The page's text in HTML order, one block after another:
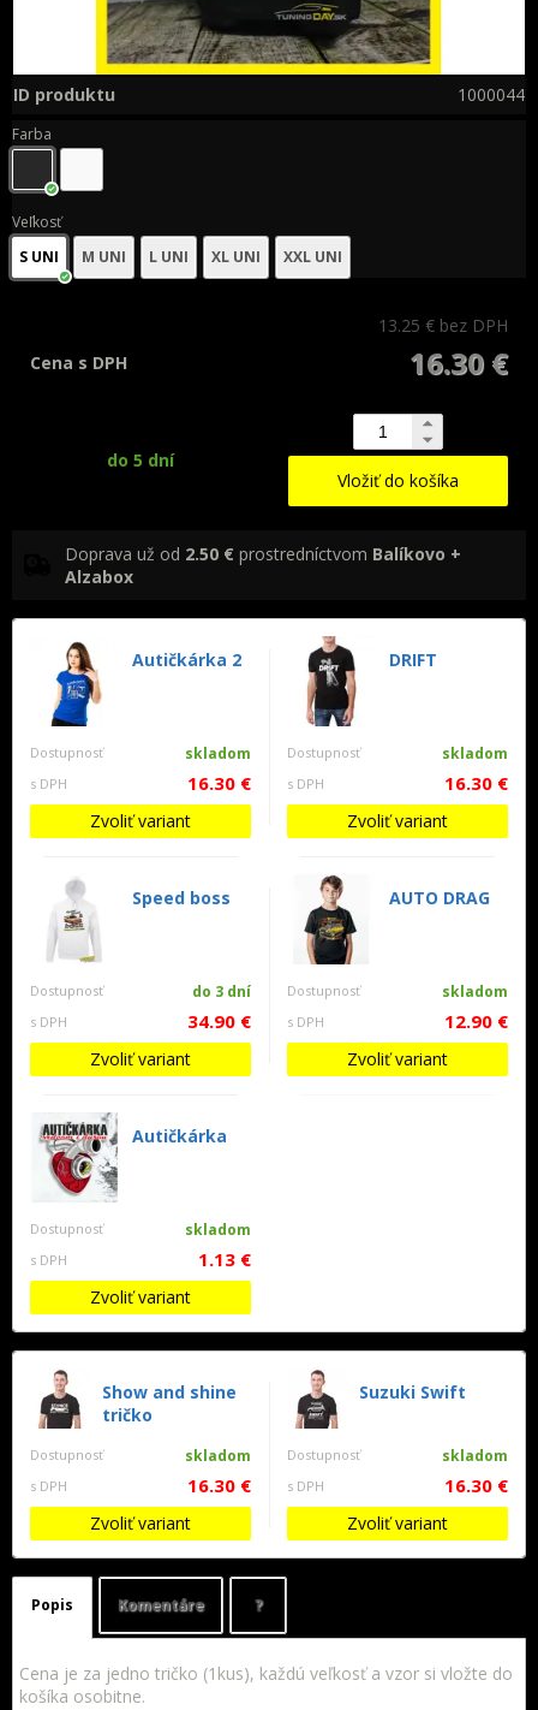
ID produktu 1000044
Farba
Veľkosť
S UNI
M UNI L UNI XL UNI XXL UNI
13.25 € bez DPH
16.30 €
Cena s DPH
do 5 dní
Vložiť do košíka
Doprava už od 2.50 € prostredníctvom Balíkovo +
Alzabox
Autičkárka 2
Dostupnosť skladom
s DPH 16.30 €
Zvoliť variant
DRIFT
Dostupnosť skladom
s DPH 16.30 €
Zvoliť variant
Speed boss
Dostupnosť do 3 dní
s DPH 34.90 €
Zvoliť variant
AUTO DRAG
Dostupnosť skladom
s DPH 12.90 €
Zvoliť variant
Autičkárka
Dostupnosť skladom
s DPH 1.13 €
Zvoliť variant
Show and shine
tričko
Dostupnosť skladom
s DPH 16.30 €
Zvoliť variant
Suzuki Swift
Dostupnosť skladom
s DPH 16.30 €
Zvoliť variant
Popis Komentáre ?
Cena je za jedno tričko (1kus), každú veľkosť a vzor si vložte do
košíka osobitne.